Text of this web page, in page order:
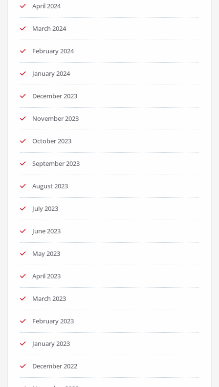
April 2024
March 2024
February 2024
January 2024
December 2023
November 2023
October 2023
September 2023
August 2023
July 2023
June 2023
May 2023
April 2023
March 2023
February 2023
January 2023
December 2022